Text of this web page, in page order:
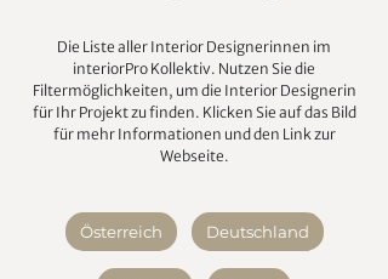
Die Liste aller Interior Designerinnen im
interiorPro Kollektiv. Nutzen Sie die
Filtermöglichkeiten, um die Interior Designerin
für Ihr Projekt zu finden. Klicken Sie auf das Bild
für mehr Informationen und den Link zur
Webseite.
Österreich Deutschland